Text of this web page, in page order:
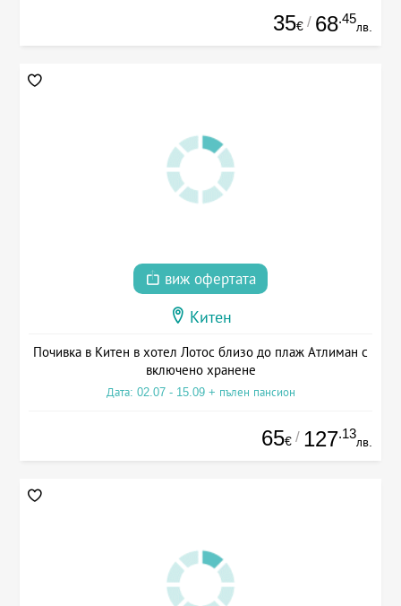
35€ / 68.45
лв.
виж офертата
Китен
Почивка в Китен в хотел Лотос близо до плаж Атлиман с
включено хранене
Дата: 02.07 - 15.09 + пълен пансион
65€ / 127.13
лв.